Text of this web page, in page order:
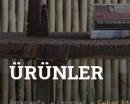
ÜRÜNLER